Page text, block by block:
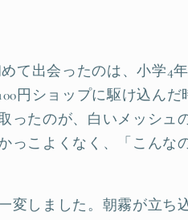
て出会ったのは、小学4
円ショップに駆け込ん
ったのが、白いメッシュ
っこよくなく、「こんな
変しました。朝霧が立ち